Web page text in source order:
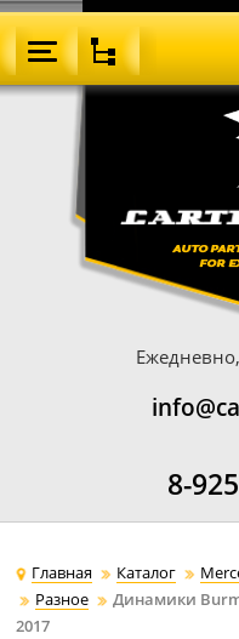
8-
Главная Каталог
Разное
Динамики
2017